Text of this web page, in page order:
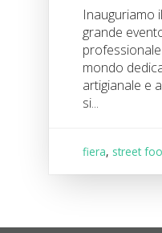
Inauguriamo
grande
mondo
artigianale e
si...
fiera, street